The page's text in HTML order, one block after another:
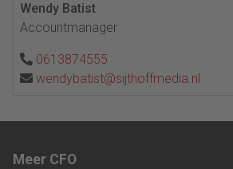
Wendy Batist
Accountmanager
0613874555
wendybatist@sijthoffmedia.nl
Meer CFO